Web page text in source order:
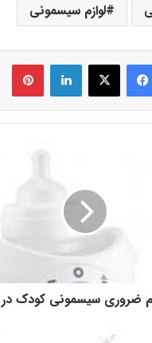
لوازم سیسمونی
فیس بوک X لینکدین
ضروری سیسمونی کودک در